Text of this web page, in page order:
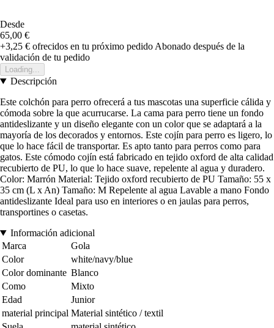
Desde
65,00 €
+3,25 € ofrecidos en tu próximo pedido Abonado después de la
validación de tu pedido
Loading...
Descripción
Este colchón para perro ofrecerá a tus mascotas una superficie cálida y
cómoda sobre la que acurrucarse. La cama para perro tiene un fondo
antideslizante y un diseño elegante con un color que se adaptará a la
mayoría de los decorados y entornos. Este cojín para perro es ligero, lo
que lo hace fácil de transportar. Es apto tanto para perros como para
gatos. Este cómodo cojín está fabricado en tejido oxford de alta calidad
recubierto de PU, lo que lo hace suave, repelente al agua y duradero.
Color: Marrón Material: Tejido oxford recubierto de PU Tamaño: 55 x
35 cm (L x An) Tamaño: M Repelente al agua Lavable a mano Fondo
antideslizante Ideal para uso en interiores o en jaulas para perros,
transportines o casetas.
Información adicional
Marca
Gola
Color
white/navy/blue
Color dominante Blanco
Como
Mixto
Edad
Junior
material principal Material sintético / textil